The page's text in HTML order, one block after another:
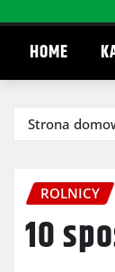
HOME
Strona
ROLNICY
10